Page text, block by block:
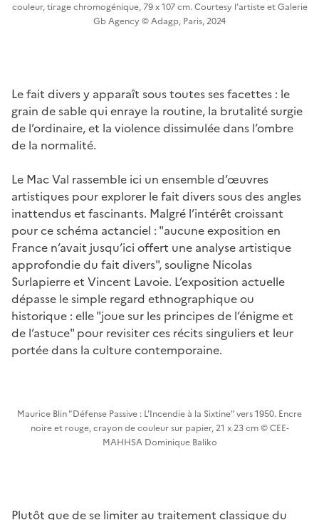
couleur, tirage chromogénique, 79 x 107 cm. Courtesy l’artiste et Galerie
Gb Agency © Adagp, Paris, 2024
Le fait divers y apparaît sous toutes ses facettes : le
grain de sable qui enraye la routine, la brutalité surgie
de l’ordinaire, et la violence dissimulée dans l’ombre
de la normalité.
Le Mac Val rassemble ici un ensemble d’œuvres
artistiques pour explorer le fait divers sous des angles
inattendus et fascinants. Malgré l’intérêt croissant
pour ce schéma actanciel : "aucune exposition en
France n’avait jusqu’ici offert une analyse artistique
approfondie du fait divers", souligne Nicolas
Surlapierre et Vincent Lavoie. L’exposition actuelle
dépasse le simple regard ethnographique ou
historique : elle "joue sur les principes de l’énigme et
de l’astuce" pour revisiter ces récits singuliers et leur
portée dans la culture contemporaine.
Maurice Blin "Défense Passive : L’Incendie à la Sixtine" vers 1950. Encre
noire et rouge, crayon de couleur sur papier, 21 x 23 cm © CEE-
MAHHSA Dominique Baliko
Plutôt que de se limiter au traitement classique du